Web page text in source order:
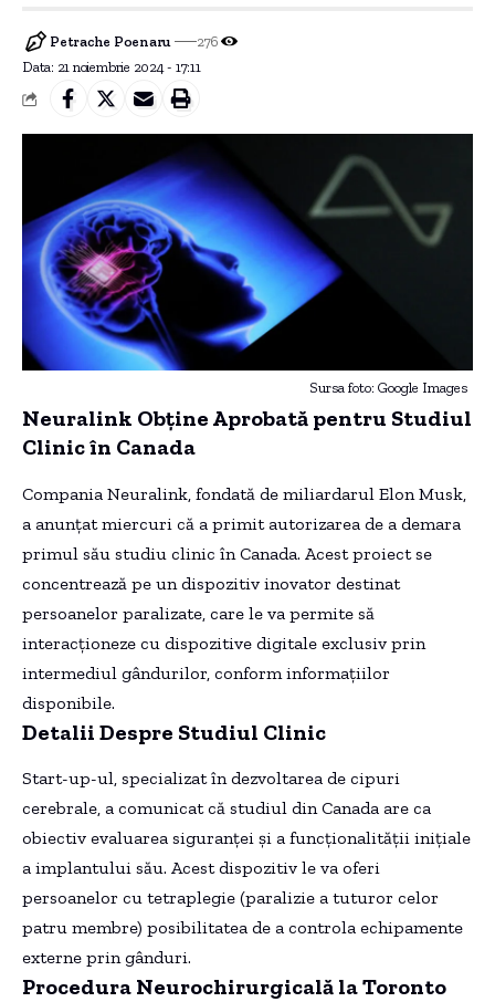
Data: 21 noiembrie 2024 - 17:11
Petrache Poenaru 276
Sursa foto: Google Images
Neuralink Obține Aprobată pentru Studiul
Clinic în Canada
Compania Neuralink, fondată de miliardarul Elon Musk,
a anunțat miercuri că a primit autorizarea de a demara
primul său studiu clinic în Canada. Acest proiect se
concentrează pe un dispozitiv inovator destinat
persoanelor paralizate, care le va permite să
interacționeze cu dispozitive digitale exclusiv prin
intermediul gândurilor, conform informațiilor
disponibile.
Detalii Despre Studiul Clinic
Start-up-ul, specializat în dezvoltarea de cipuri
cerebrale, a comunicat că studiul din Canada are ca
obiectiv evaluarea siguranței și a funcționalității inițiale
a implantului său. Acest dispozitiv le va oferi
persoanelor cu tetraplegie (paralizie a tuturor celor
patru membre) posibilitatea de a controla echipamente
externe prin gânduri.
Procedura Neurochirurgicală la Toronto